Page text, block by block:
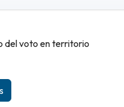
del voto en territorio